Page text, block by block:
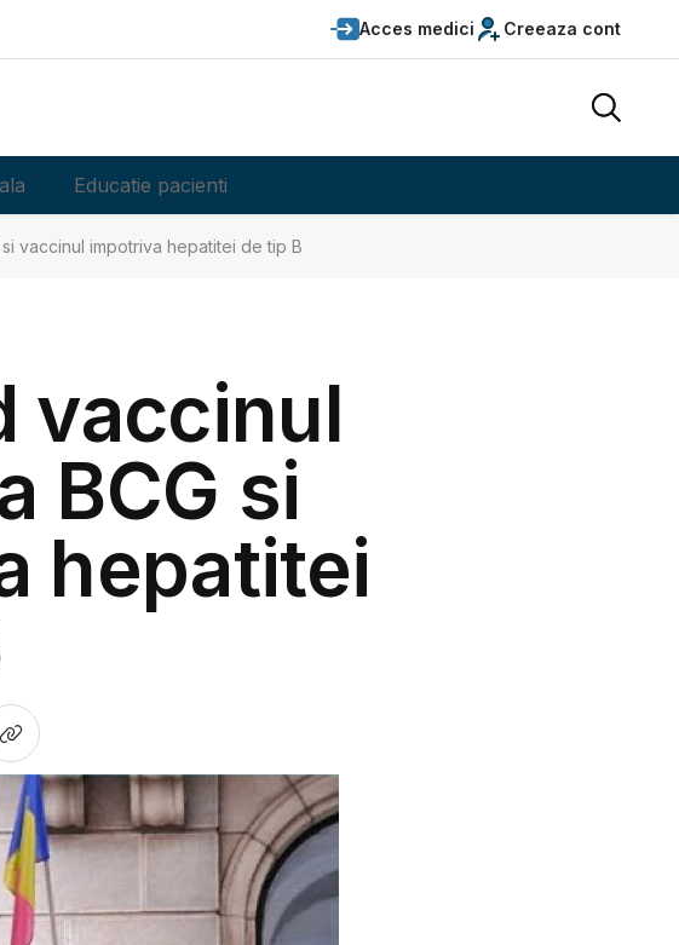
Acces medici Creeaza cont
Educatie pacienti
vaccinul impotriva hepatitei de tip B
vaccinul
BCG si
hepatitei